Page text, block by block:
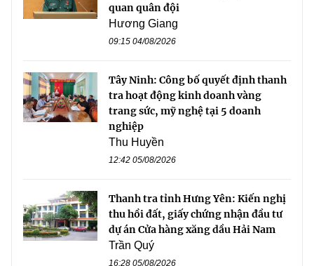
quan quân đội
Hương Giang
09:15 04/08/2026
Tây Ninh: Công bố quyết định thanh
tra hoạt động kinh doanh vàng
trang sức, mỹ nghệ tại 5 doanh
nghiệp
Thu Huyền
12:42 05/08/2026
Thanh tra tỉnh Hưng Yên: Kiến nghị
thu hồi đất, giấy chứng nhận đầu tư
dự án Cửa hàng xăng dầu Hải Nam
Trần Quý
16:28 05/08/2026